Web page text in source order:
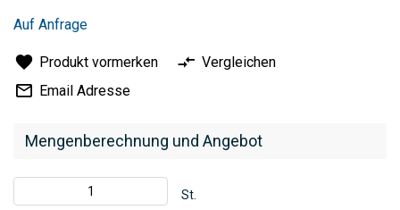
springen
Mengenberechnung und Angebot
St.
Auf Anfrage
Produkt vormerken
Vergleichen
Email Adresse